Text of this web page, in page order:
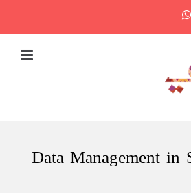
WhatsApp
Data Management